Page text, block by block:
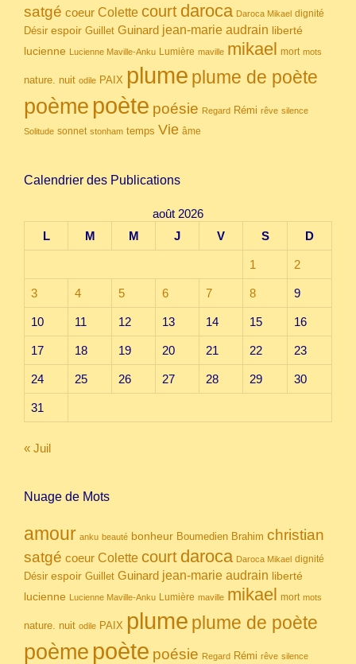
satgé coeur Colette court daroca Daroca Mikael dignité
Désir espoir Guillet Guinard jean-marie audrain liberté
lucienne Lucienne Maville-Anku Lumière maville mikael mort mots
nature. nuit odile PAIX plume plume de poète
poème poète poésie Regard Rémi rêve silence
Solitude sonnet stonham temps Vie âme
Calendrier des Publications
août 2026
L
M M J V S D
1 2
3 4 5 6 7 8 9
10 11 12 13 14 15 16
17 18 19 20 21 22 23
24 25 26 27 28 29 30
31
« Juil
Nuage de Mots
amour anku beauté bonheur Boumedien Brahim christian
satgé coeur Colette court daroca Daroca Mikael dignité
Désir espoir Guillet Guinard jean-marie audrain liberté
lucienne Lucienne Maville-Anku Lumière maville mikael mort mots
nature. nuit odile PAIX plume plume de poète
poème poète poésie Regard Rémi rêve silence